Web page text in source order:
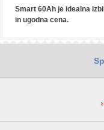
Smart 60Ah je idealna
in ugodna cena.